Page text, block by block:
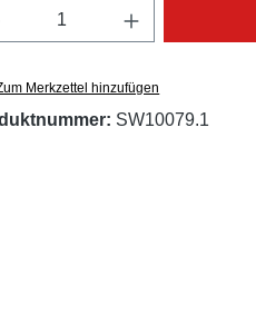
Anzahl: Gib
Merkzettel hinzufügen
SW10079.1